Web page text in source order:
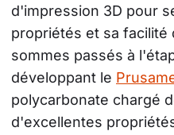
d'impression 3D pour
propriétés et sa facilité
sommes passés à
développant le
polycarbonate chargé
d'excellentes